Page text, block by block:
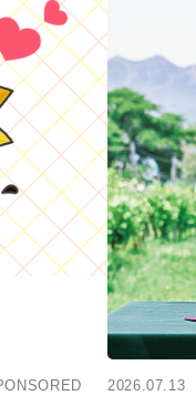
2026.07.13